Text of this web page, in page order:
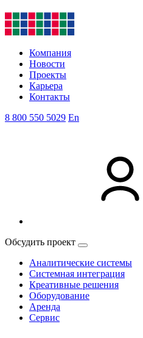
Компания
Новости
Проекты
Карьера
Контакты
8 800 550 5029 En
Обсудить проект
Аналитические системы
Системная интеграция
Креативные решения
Оборудование
Аренда
Сервис